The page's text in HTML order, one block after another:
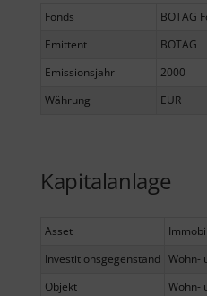
Fonds
BOTAG
Emittent
BOTAG
Emissionsjahr
2000
Währung
EUR
Kapitalanlage
Asset
Investitionsgegenstand Wohn-
Objekt
Wohn-